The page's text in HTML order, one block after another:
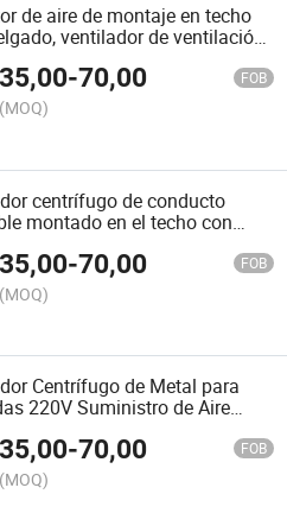
de aire de montaje en techo
ventilador de ventilación
centrífugo multipropósito
35,00-70,00 FOB
(MOQ)
centrífugo de conducto
montado en el techo con
35,00-70,00 FOB
(MOQ)
Centrífugo de Metal para
220V Suministro de Aire
Múltiples Salidas de Aire
de Conducto en Línea
35,00-70,00 FOB
(MOQ)